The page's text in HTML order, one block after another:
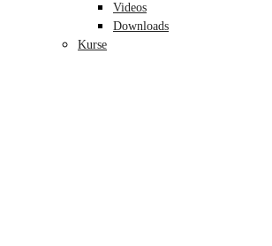
Videos
Downloads
Kurse